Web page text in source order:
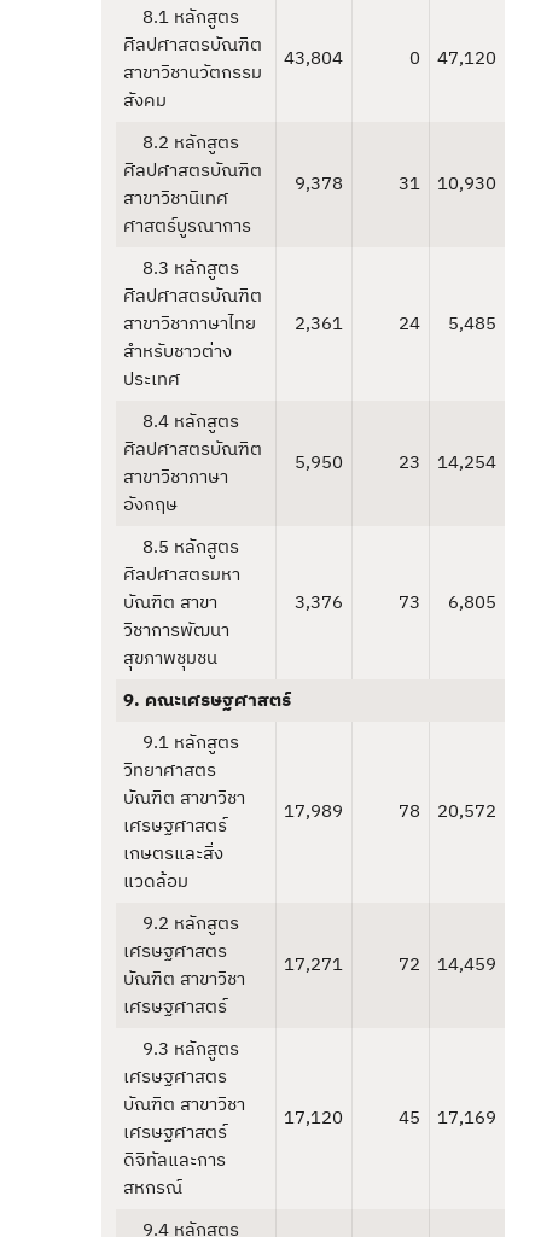
8.1 หลักสูตร
ศิลปศาสตรบัณฑิต
สาขาวิชานวัตกรรม
สังคม
43,804 0 47,120
8.2 หลักสูตร
ศิลปศาสตรบัณฑิต
สาขาวิชานิเทศ
ศาสตร์บูรณาการ
9,378 31 10,930
8.3 หลักสูตร
ศิลปศาสตรบัณฑิต
สาขาวิชาภาษาไทย
สำหรับชาวต่าง
ประเทศ
2,361 24 5,485
8.4 หลักสูตร
ศิลปศาสตรบัณฑิต
สาขาวิชาภาษา
อังกฤษ
5,950 23 14,254
8.5 หลักสูตร
ศิลปศาสตรมหา
บัณฑิต สาขา
วิชาการพัฒนา
สุขภาพชุมชน
3,376 73 6,805
9. คณะเศรษฐศาสตร์
9.1 หลักสูตร
วิทยาศาสตร
บัณฑิต สาขาวิชา
เศรษฐศาสตร์
เกษตรและสิ่ง
แวดล้อม
17,989 78 20,572
9.2 หลักสูตร
เศรษฐศาสตร
บัณฑิต สาขาวิชา
เศรษฐศาสตร์
17,271 72 14,459
9.3 หลักสูตร
เศรษฐศาสตร
บัณฑิต สาขาวิชา
เศรษฐศาสตร์
ดิจิทัลและการ
สหกรณ์
17,120 45 17,169
9.4 หลักสูตร